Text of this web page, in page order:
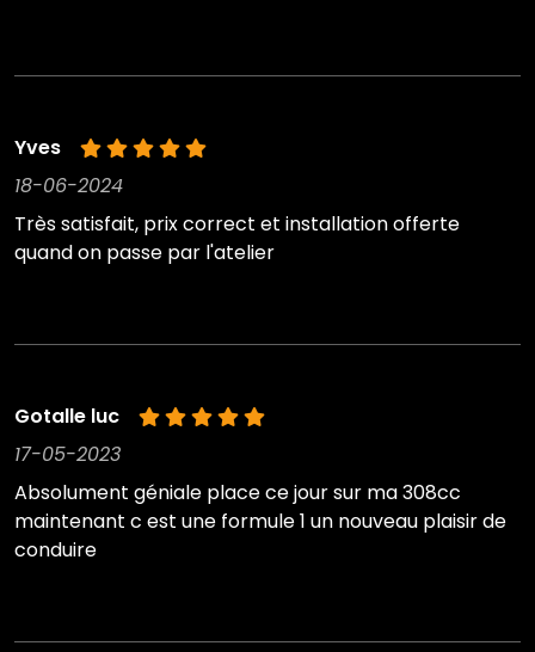
Yves
18-06-2024
Très satisfait, prix correct et installation offerte
quand on passe par l'atelier
Gotalle luc
17-05-2023
Absolument géniale place ce jour sur ma 308cc
maintenant c est une formule 1 un nouveau plaisir de
conduire